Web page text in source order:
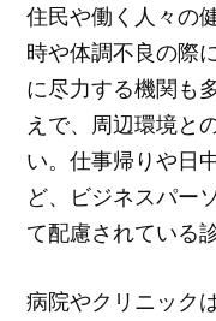
住民や働く人々の
時や体調不良の際
に尽力する機関も
えで、周辺環境と
い。仕事帰りや日
ど、ビジネスパー
て配慮されている
病院やクリニック